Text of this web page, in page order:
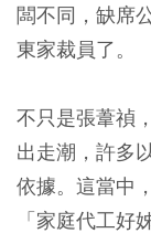
闆不同，缺席
東家裁員了。
不只是張葦禎
出走潮，許多
依據。這當中
「家庭代工好